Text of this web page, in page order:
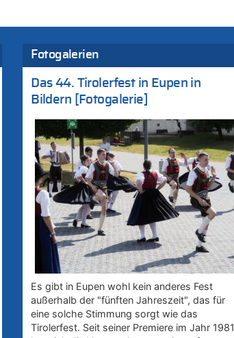
Fotogalerien
Das 44. Tirolerfest in Eupen in
Bildern [Fotogalerie]
Es gibt in Eupen wohl kein anderes Fest
außerhalb der "fünften Jahreszeit", das für
eine solche Stimmung sorgt wie das
Tirolerfest. Seit seiner Premiere im Jahr 1981